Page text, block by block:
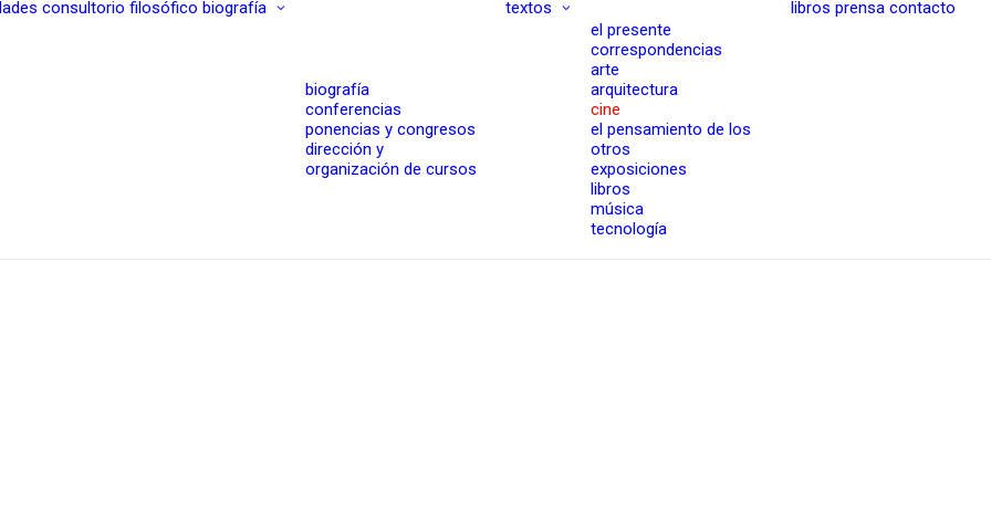
consultorio filosófico biografía
biografía
conferencias
ponencias y congresos
dirección y
organización de cursos
textos
el presente
correspondencias
arte
arquitectura
cine
el pensamiento de los
otros
exposiciones
libros
música
tecnología
libros prensa contacto